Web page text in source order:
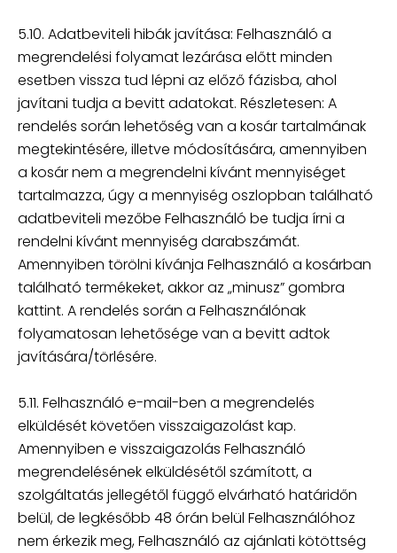
5.10. Adatbeviteli hibák javítása: Felhasználó a
megrendelési folyamat lezárása előtt minden
esetben vissza tud lépni az előző fázisba, ahol
javítani tudja a bevitt adatokat. Részletesen: A
rendelés során lehetőség van a kosár tartalmának
megtekintésére, illetve módosítására, amennyiben
a kosár nem a megrendelni kívánt mennyiséget
tartalmazza, úgy a mennyiség oszlopban található
adatbeviteli mezőbe Felhasználó be tudja írni a
rendelni kívánt mennyiség darabszámát.
Amennyiben törölni kívánja Felhasználó a kosárban
található termékeket, akkor az „minusz” gombra
kattint. A rendelés során a Felhasználónak
folyamatosan lehetősége van a bevitt adtok
javítására/törlésére.
5.11. Felhasználó e-mail-ben a megrendelés
elküldését követően visszaigazolást kap.
Amennyiben e visszaigazolás Felhasználó
megrendelésének elküldésétől számított, a
szolgáltatás jellegétől függő elvárható határidőn
belül, de legkésőbb 48 órán belül Felhasználóhoz
nem érkezik meg, Felhasználó az ajánlati kötöttség